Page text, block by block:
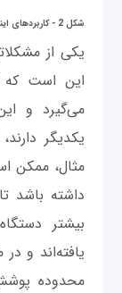
شکل 2 - کاربردهای اینترنت اشیا در شبکه‌های سلولی​
یکی از
این است که
می‌گیرد و
یکدیگر
مثال، ممکن
داشته باشد
بیشتر
یافته‌اند و
محدوده